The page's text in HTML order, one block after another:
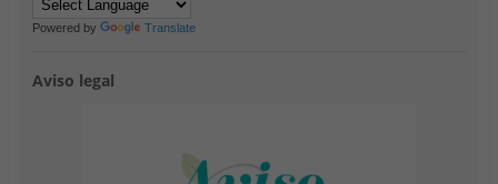
Powered by Translate
Aviso legal